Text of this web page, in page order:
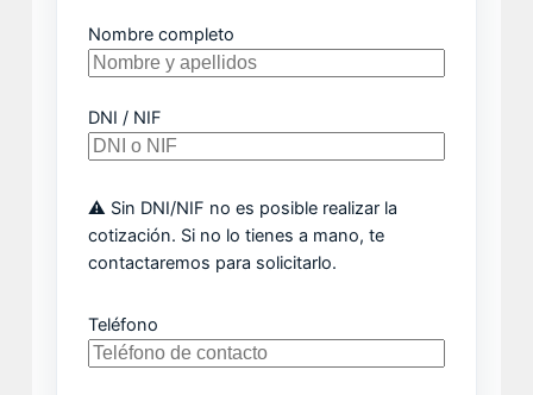
Nombre completo
DNI / NIF
⚠️ Sin DNI/NIF no es posible realizar la
cotización. Si no lo tienes a mano, te
contactaremos para solicitarlo.
Teléfono